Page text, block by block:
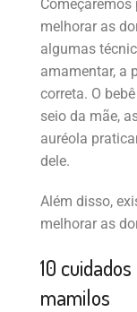
melhorar as
algumas
amamentar, a
correta. O
seio da mãe,
auréola
dele.
Além disso,
melhorar as
10
mamilos